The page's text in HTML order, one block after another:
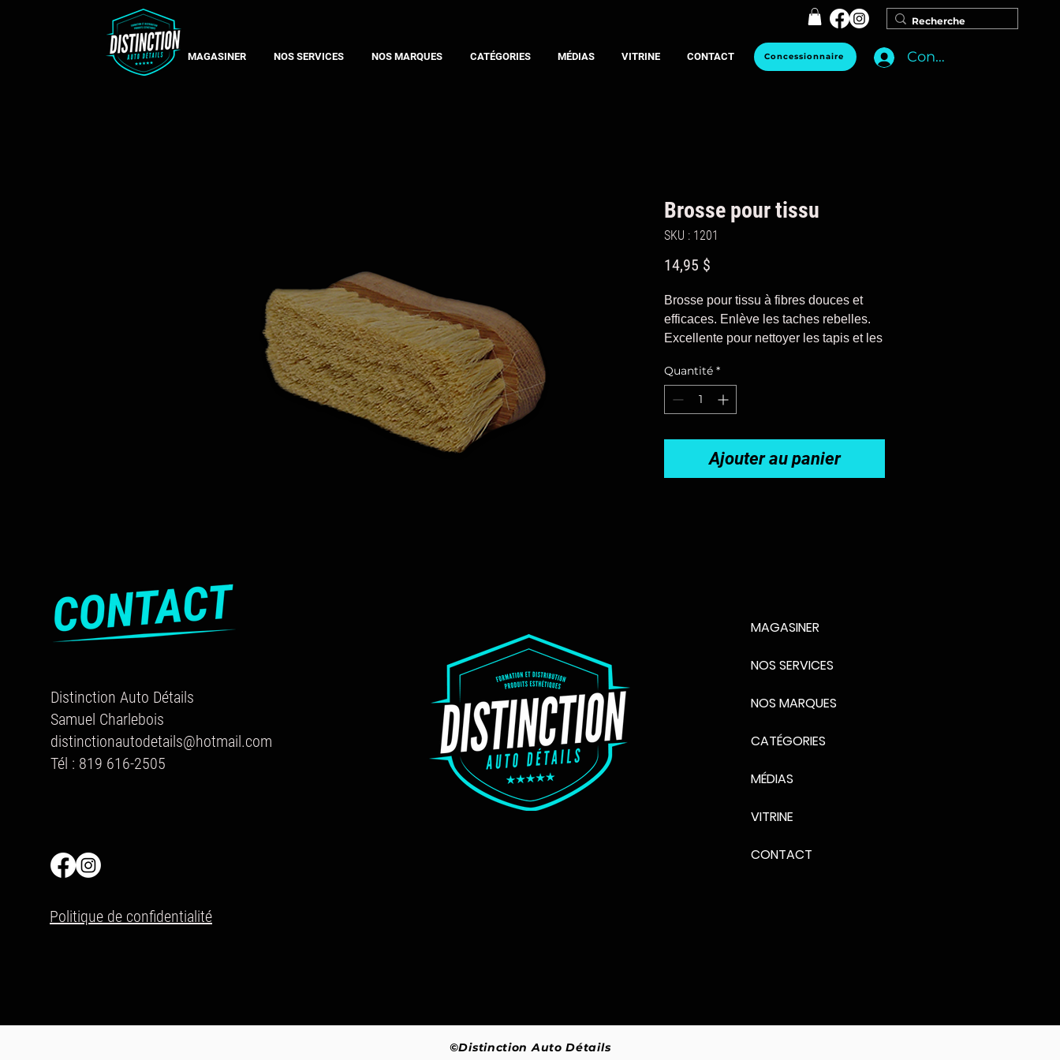
MAGASINER NOS SERVICES NOS MARQUES CATÉGORIES MÉDIAS VITRINE CONTACT Concessionnaire Connexion
Brosse pour tissu
SKU : 1201
14,95 $
Brosse pour tissu à fibres douces et
efficaces. Enlève les taches rebelles.
Excellente pour nettoyer les tapis et les
Quantité *
Ajouter au panier
Distinction Auto Détails
Samuel Charlebois
distinctionautodetails@hotmail.com
Tél : 819 616-2505
MAGASINER
NOS SERVICES
NOS MARQUES
CATÉGORIES
MÉDIAS
VITRINE
CONTACT
Politique de confidentialité
©Distinction Auto Détails